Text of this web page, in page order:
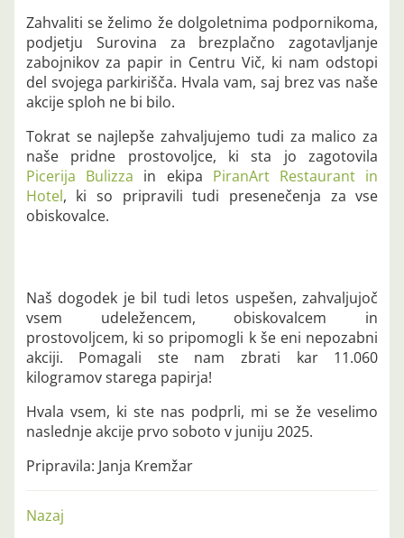
Zahvaliti se želimo že dolgoletnima podpornikoma,
podjetju Surovina za brezplačno zagotavljanje
zabojnikov za papir in Centru Vič, ki nam odstopi
del svojega parkirišča. Hvala vam, saj brez vas naše
akcije sploh ne bi bilo.
Tokrat se najlepše zahvaljujemo tudi za malico za
naše pridne prostovoljce, ki sta jo zagotovila
Picerija Bulizza in ekipa PiranArt Restaurant in
Hotel, ki so pripravili tudi presenečenja za vse
obiskovalce.
Naš dogodek je bil tudi letos uspešen, zahvaljujoč
vsem udeležencem, obiskovalcem in
prostovoljcem, ki so pripomogli k še eni nepozabni
akciji. Pomagali ste nam zbrati kar 11.060
kilogramov starega papirja!
Hvala vsem, ki ste nas podprli, mi se že veselimo
naslednje akcije prvo soboto v juniju 2025.
Pripravila: Janja Kremžar
Nazaj